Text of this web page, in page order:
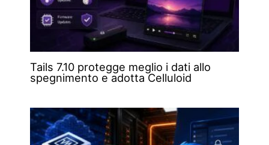
Tails 7.10 protegge meglio i dati allo
spegnimento e adotta Celluloid